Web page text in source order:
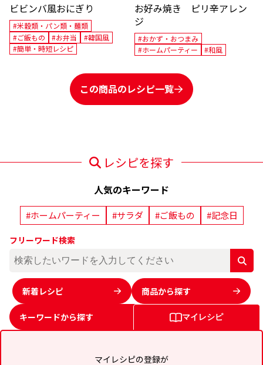
ビビンバ風おにぎり
#米穀類・パン類・麺類
#ご飯もの
#お弁当
#韓国風
#簡単・時短レシピ
お好み焼き ピリ辛アレン
ジ
#おかず・おつまみ
#ホームパーティー
#和風
この商品のレシピ一覧
レシピを探す
人気のキーワード
#ホームパーティー #サラダ #ご飯もの #記念日
フリーワード検索
新着レシピ
キーワードから探す
商品から探す
マイレシピ
マイレシピの登録が